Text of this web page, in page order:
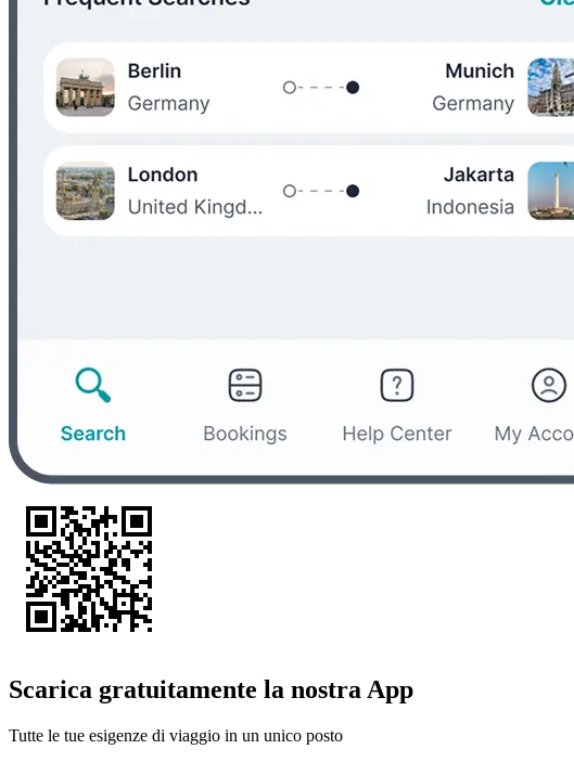
Scarica gratuitamente la nostra App
Tutte le tue esigenze di viaggio in un unico posto